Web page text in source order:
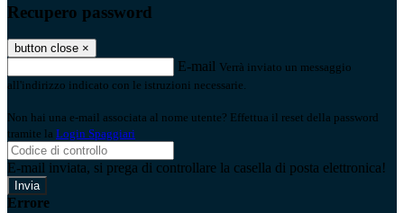
Recupero password
button close ×
E-mail Verrà inviato un messaggio
all'indirizzo indicato con le istruzioni necessarie.
Non hai una e-mail associata al nome utente? Effettua il reset della password
tramite la Login Spaggiari
E-mail inviata, si prega di controllare la casella di posta elettronica!
Errore